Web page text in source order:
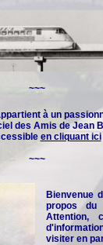
~~~
à un
des Amis de Jean
en cliquant ici
~~~
Bienvenue
propos du
Attention,
visiter en